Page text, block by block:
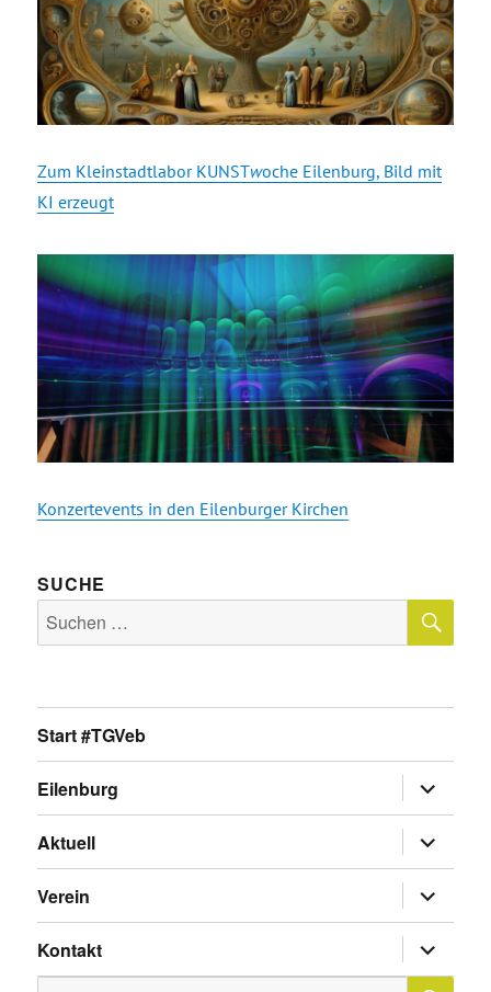
Zum Kleinstadtlabor KUNSTwoche Eilenburg, Bild mit
KI erzeugt
Konzertevents in den Eilenburger Kirchen
SUCHE
Suche
nach:
Start #TGVeb
Eilenburg
anzeigen
Aktuell
anzeigen
Verein
anzeigen
Kontakt
anzeigen